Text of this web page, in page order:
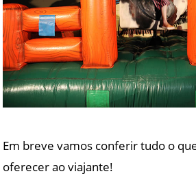
Em breve vamos conferir tudo o
oferecer ao viajante!